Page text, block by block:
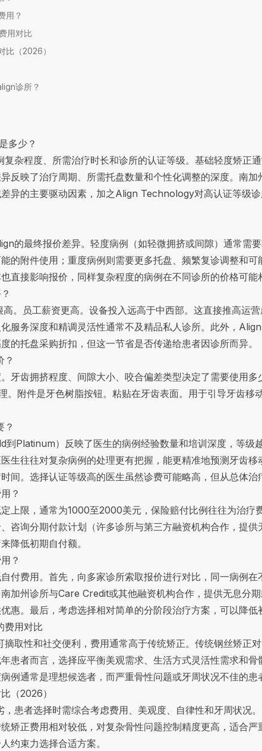
用？
用对比
比（2026）
诊所？
多少？
杂程度、所需治疗时长和诊所的认证等级。基础轻度矫正
反映了治疗周期、所需托盘数量和个性化调整的深度。南
异的主要驱动因素，加之Align Technology对高认证等级
的最终报价差异。轻度病例（如轻微拥挤或间隙）通常需
的附件使用；重度病例则需要更多托盘、频繁复诊调整和
直接影响报价，同样复杂程度的病例在不同诊所的价格可能
。员工薪资更高。设备投入远高于中西部。这直接推高运
服务深度和精调灵活性通常不及精品私人诊所。此外，
的托盘采购折扣，但这一节省是否传递给患者因诊所而异。
？
牙齿拥挤程度、间隙大小、咬合偏差类型决定了需要使用
。附件是牙色树脂按钮。粘贴在牙齿表面。用于引导牙齿移
？
到Platinum）反映了医生的病例经验数量和培训深度，等
生往往对复杂病例的处理更有把握，能更精准地预测牙齿
间。选择认证等级高的医生虽然诊费可能略高，但从总体治
？
上限，通常为1000至2000美元，保险赔付比例往往为治
咨询分期付款计划（许多诊所与第三方融资机构合作，提
降低初期自付额。
？
付费用。首先，向多家诊所索取报价进行对比，同一病例
加州诊所与Care Credit或其他融资机构合作，提供无息分
惠。最后，考虑选择相对简单的分阶段治疗方案，可以降低
费用对比
取性和社交便利，费用通常高于传统矫正。传统钢丝矫正
患者而言，选择应平衡美观需求、生活方式灵活性需求和
例通常是理想候选者，而严重骨性问题或牙周状况不佳的患
（2026）
患者选择时需综合考虑费用、美观度、自律性和牙周状况
矫正费用相对较低，对复杂骨性问题控制精度更高，适合
约束力选择合适方案。